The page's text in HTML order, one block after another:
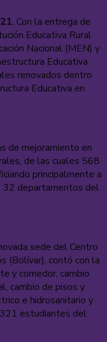
Con la entrega de
Educativa Rural
Nacional (MEN) y
Educativa
renovados dentro
Educativa en
de mejoramiento en
de las cuales 568
principalmente a
32 departamentos del
sede del Centro
(Bolívar), contó con la
y comedor, cambio
cambio de pisos y
e hidrosanitario y
estudiantes del